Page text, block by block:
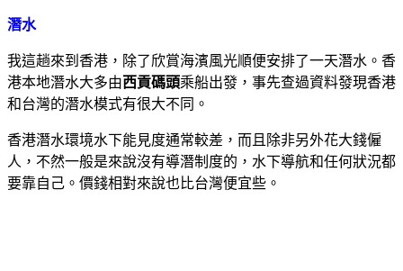
潛水
我這趟來到香港，除了欣賞海濱風光順便安排了一天潛水。香
港本地潛水大多由西貢碼頭乘船出發，事先查過資料發現香港
和台灣的潛水模式有很大不同。
香港潛水環境水下能見度通常較差，而且除非另外花大錢僱
人，不然一般是來說沒有導潛制度的，水下導航和任何狀況都
要靠自己。價錢相對來說也比台灣便宜些。